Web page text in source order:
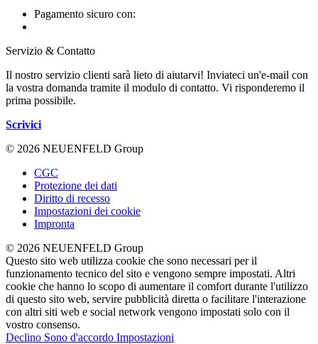
Pagamento sicuro con:
Servizio & Contatto
Il nostro servizio clienti sarà lieto di aiutarvi! Inviateci un'e-mail con
la vostra domanda tramite il modulo di contatto. Vi risponderemo il
prima possibile.
Scrivici
© 2026 NEUENFELD Group
CGC
Protezione dei dati
Diritto di recesso
Impostazioni dei cookie
Impronta
© 2026 NEUENFELD Group
Questo sito web utilizza cookie che sono necessari per il
funzionamento tecnico del sito e vengono sempre impostati. Altri
cookie che hanno lo scopo di aumentare il comfort durante l'utilizzo
di questo sito web, servire pubblicità diretta o facilitare l'interazione
con altri siti web e social network vengono impostati solo con il
vostro consenso.
Declino Sono d'accordo Impostazioni